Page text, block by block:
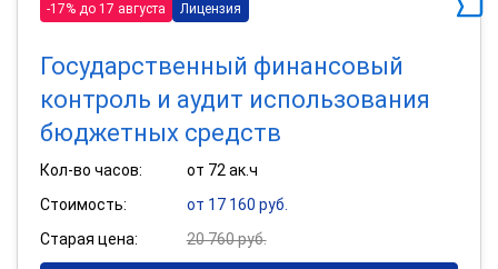
-17% до 17 августа Лицензия
Государственный финансовый
контроль и аудит использования
бюджетных средств
Кол-во часов:
от 72 ак.ч
Стоимость:
от 17 160 руб.
Старая цена:
20 760 руб.